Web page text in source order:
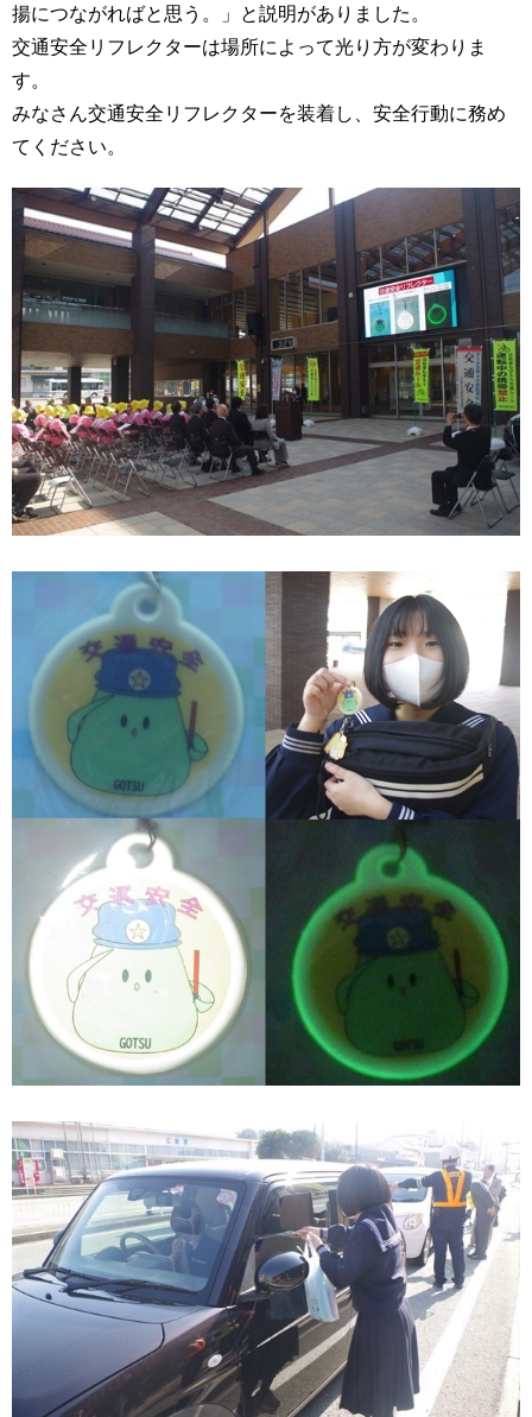
揚につながればと思う。」と説明がありました。
交通安全リフレクターは場所によって光り方が変わりま
す。
みなさん交通安全リフレクターを装着し、安全行動に務め
てください。